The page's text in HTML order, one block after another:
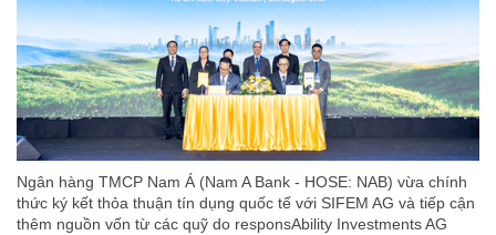
Ngân hàng TMCP Nam Á (Nam A Bank - HOSE: NAB) vừa chính
thức ký kết thỏa thuận tín dụng quốc tế với SIFEM AG và tiếp cận
thêm nguồn vốn từ các quỹ do responsAbility Investments AG